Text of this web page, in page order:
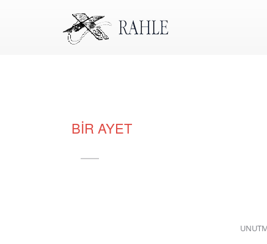
BİR AYET